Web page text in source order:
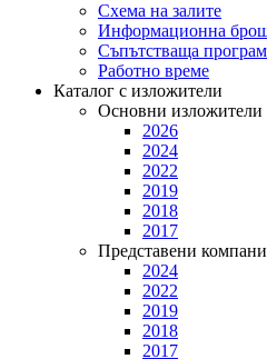
Схема на залите
Информационна
Съпътстваща
Работно време
Каталог с изложители
Основни изложители
2026
2024
2022
2019
2018
2017
Представени
2024
2022
2019
2018
2017